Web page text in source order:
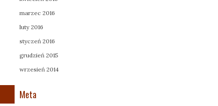
marzec 2016
luty 2016
styczeń 2016
grudzień 2015
wrzesień 2014
Meta